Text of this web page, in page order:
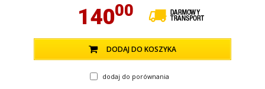
14000
DODAJ DO KOSZYKA
dodaj do porównania